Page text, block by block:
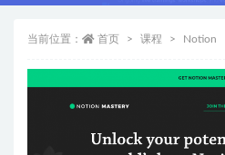
当前位置： 首页 课程 Notion